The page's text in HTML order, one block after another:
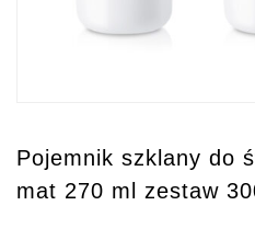
Pojemnik szklany do
mat 270 ml zestaw